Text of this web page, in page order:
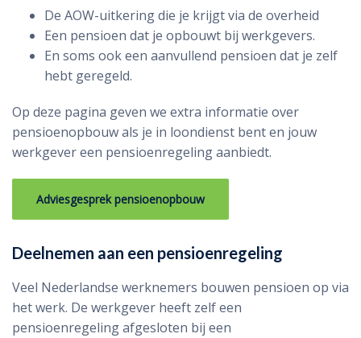
De AOW-uitkering die je krijgt via de overheid
Een pensioen dat je opbouwt bij werkgevers.
En soms ook een aanvullend pensioen dat je zelf
hebt geregeld.
Op deze pagina geven we extra informatie over
pensioenopbouw als je in loondienst bent en jouw
werkgever een pensioenregeling aanbiedt.
Adviesgesprek pensioenopbouw
Deelnemen aan een pensioenregeling
Veel Nederlandse werknemers bouwen pensioen op via
het werk. De werkgever heeft zelf een
pensioenregeling afgesloten bij een